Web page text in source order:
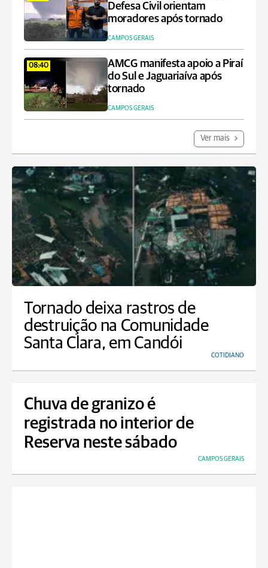
Defesa Civil orientam
moradores após tornado
CAMPOS GERAIS
08:40
AMCG manifesta apoio a Piraí
do Sul e Jaguariaíva após
tornado
CAMPOS GERAIS
Ver mais
Tornado deixa rastros de
destruição na Comunidade
Santa Clara, em Candói
COTIDIANO
Chuva de granizo é
registrada no interior de
Reserva neste sábado
CAMPOS GERAIS